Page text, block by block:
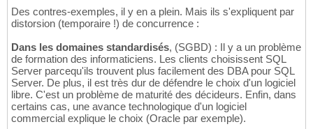
Des contres-exemples, il y en a plein. Mais ils s'expliquent par
distorsion (temporaire !) de concurrence :
Dans les domaines standardisés, (SGBD) : Il y a un problème
de formation des informaticiens. Les clients choisissent SQL
Server parcequ'ils trouvent plus facilement des DBA pour SQL
Server. De plus, il est très dur de défendre le choix d'un logiciel
libre. C'est un problème de maturité des décideurs. Enfin, dans
certains cas, une avance technologique d'un logiciel
commercial explique le choix (Oracle par exemple).